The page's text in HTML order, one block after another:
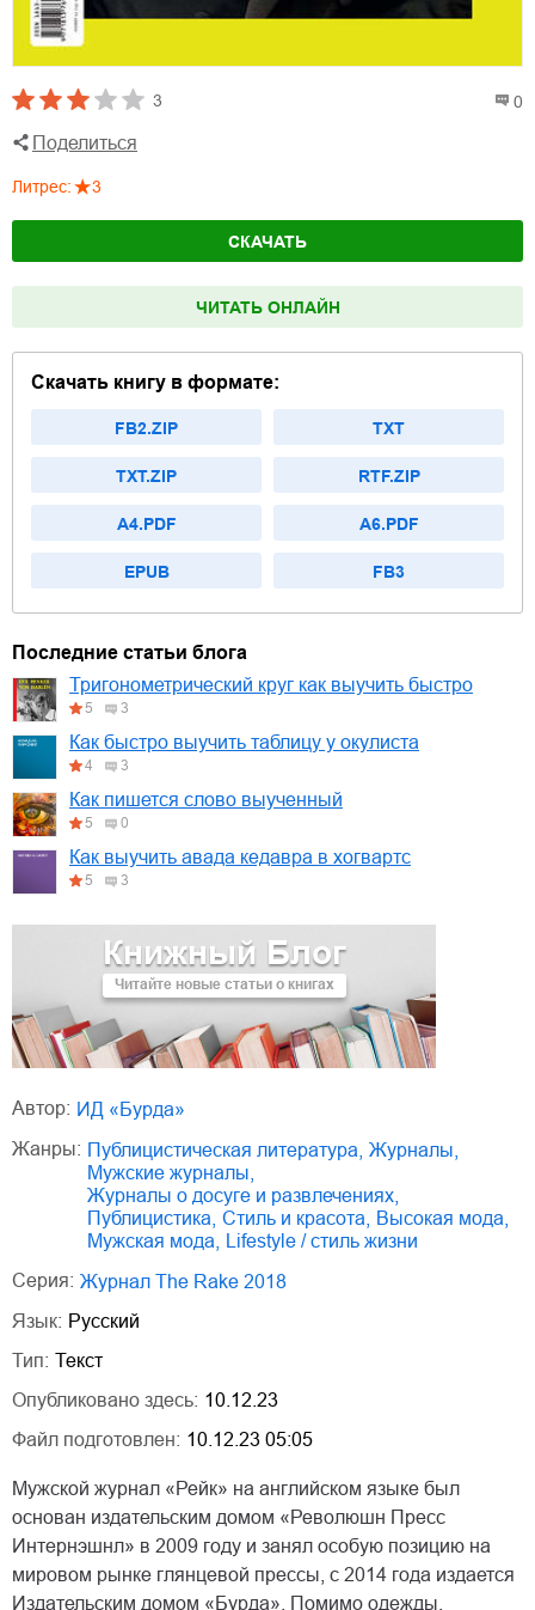
3 0
Поделиться
Литрес: 3
СКАЧАТЬ
ЧИТАТЬ ОНЛАЙН
Скачать книгу в формате:
FB2.ZIP TXT
TXT.ZIP RTF.ZIP
A4.PDF A6.PDF
EPUB FB3
Книжный Блог
Читайте новые статьи о книгах
Последние статьи блога
Тригонометрический круг как выучить быстро
5 3
Как быстро выучить таблицу у окулиста
4 3
Как пишется слово выученный
5 0
Как выучить авада кедавра в хогвартс
5 3
Автор:
ИД «Бурда»
Жанры:
публицистическая литература журналы
мужские журналы
журналы о досуге и развлечениях
публицистика
стиль и красота высокая мода
мужская мода
lifestyle / стиль жизни
Серия:
Журнал The Rake 2018
Язык: Русский
Тип: Текст
Опубликовано здесь: 10.12.23
Файл подготовлен: 10.12.23 05:05
Мужской журнал «Рейк» на английском языке был
основан издательским домом «Революшн Пресс
Интернэшнл» в 2009 году и занял особую позицию на
мировом рынке глянцевой прессы, с 2014 года издается
Издательским домом «Бурда». Помимо одежды,